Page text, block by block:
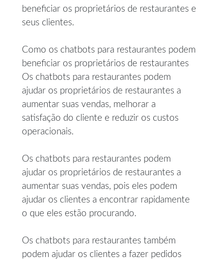
beneficiar os proprietários de restaurantes e
seus clientes.
Como os chatbots para restaurantes podem
beneficiar os proprietários de restaurantes
Os chatbots para restaurantes podem
ajudar os proprietários de restaurantes a
aumentar suas vendas, melhorar a
satisfação do cliente e reduzir os custos
operacionais.
Os chatbots para restaurantes podem
ajudar os proprietários de restaurantes a
aumentar suas vendas, pois eles podem
ajudar os clientes a encontrar rapidamente
o que eles estão procurando.
Os chatbots para restaurantes também
podem ajudar os clientes a fazer pedidos